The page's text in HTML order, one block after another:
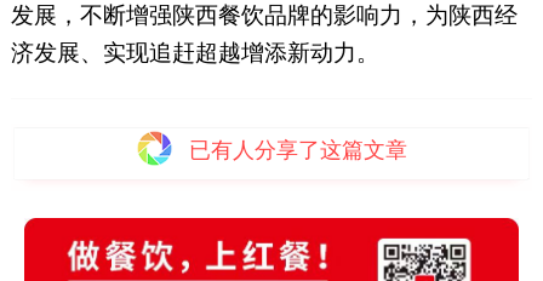
发展，不断增强陕西餐饮品牌的影响力，为陕西经
济发展、实现追赶超越增添新动力。
已有人分享了这篇文章